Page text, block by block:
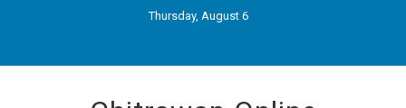
Thursday, August 6